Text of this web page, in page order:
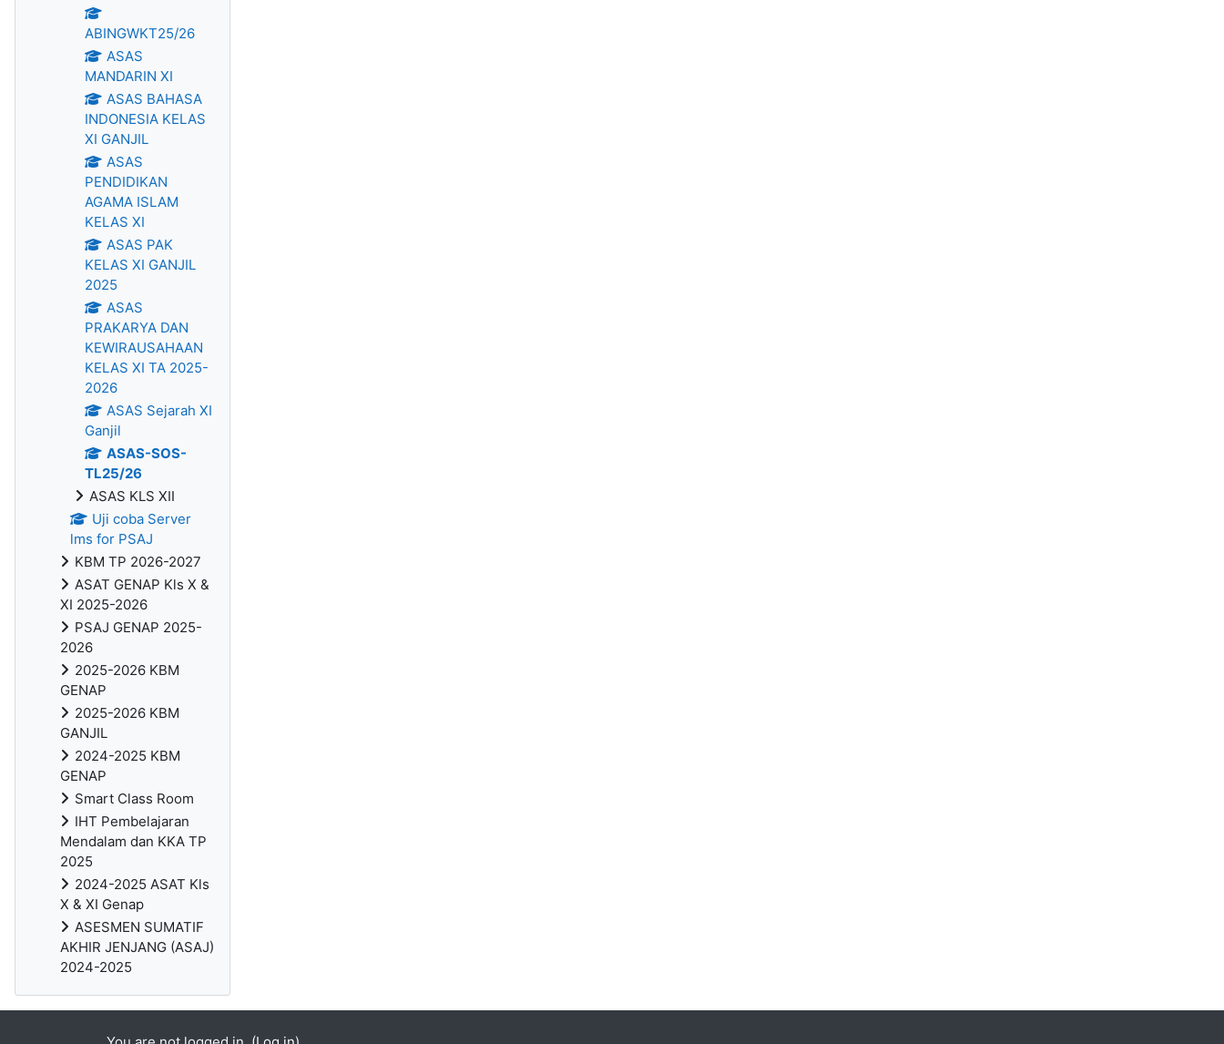
ABINGWKT25/26
ASAS
MANDARIN XI
ASAS BAHASA
INDONESIA KELAS
XI GANJIL
ASAS
PENDIDIKAN
AGAMA ISLAM
KELAS XI
ASAS PAK
KELAS XI GANJIL
2025
ASAS
PRAKARYA DAN
KEWIRAUSAHAAN
KELAS XI TA 2025-
2026
ASAS Sejarah XI
Ganjil
ASAS-SOS-
TL25/26
ASAS KLS XII
Uji coba Server
lms for PSAJ
KBM TP 2026-2027
ASAT GENAP Kls X &
XI 2025-2026
PSAJ GENAP 2025-
2026
2025-2026 KBM
GENAP
2025-2026 KBM
GANJIL
2024-2025 KBM
GENAP
Smart Class Room
IHT Pembelajaran
Mendalam dan KKA TP
2025
2024-2025 ASAT Kls
X & XI Genap
ASESMEN SUMATIF
AKHIR JENJANG (ASAJ)
2024-2025